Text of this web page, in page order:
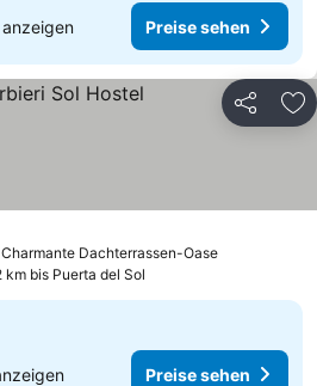
anzeigen Preise sehen
Teilen
Charmante Dachterrassen-OasePreise
sehen
km bis Puerta del Sol
Preise sehen